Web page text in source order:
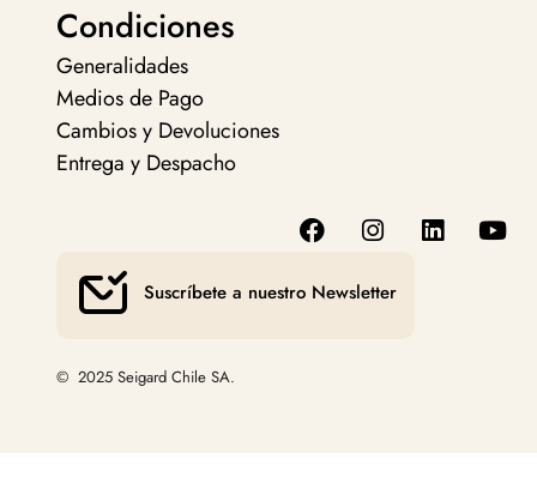
Condiciones
Generalidades
Medios de Pago
Cambios y Devoluciones
Entrega y Despacho
Suscríbete a nuestro Newsletter
© 2025 Seigard Chile SA.